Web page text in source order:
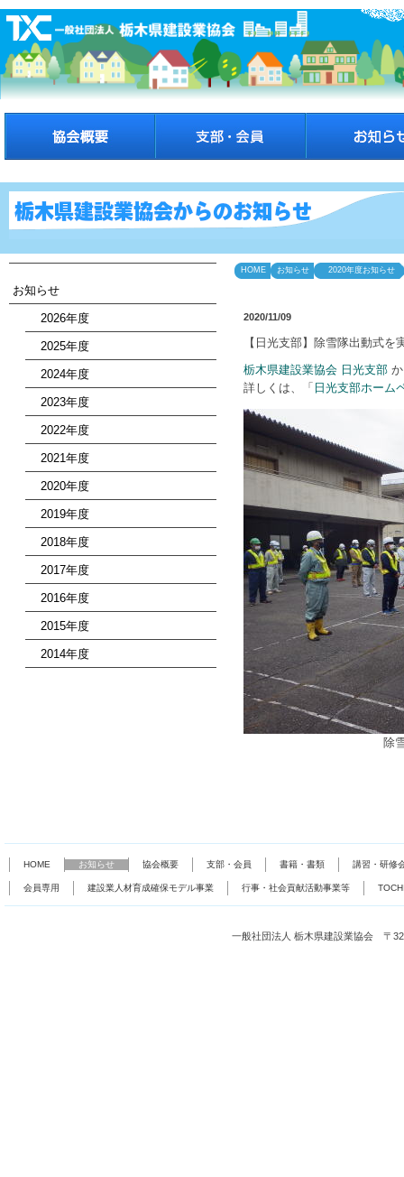
お知らせ
2026年度
2025年度
2024年度
2023年度
2022年度
2021年度
2020年度
2019年度
2018年度
2017年度
2016年度
2015年度
2014年度
HOME お知らせ 2020年度お知らせ
2020/11/09
【日光支部】除雪隊出動式を
栃木県建設業協会 日光支部
詳しくは、「 日光支部ホーム
除
HOME お知らせ 協会概要 支部・会員 書籍・書類 講習・研修
会員専用 建設業人材育成確保モデル事業 行事・社会貢献活動事業等
一般社団法人 栃木県建設業協会 〒